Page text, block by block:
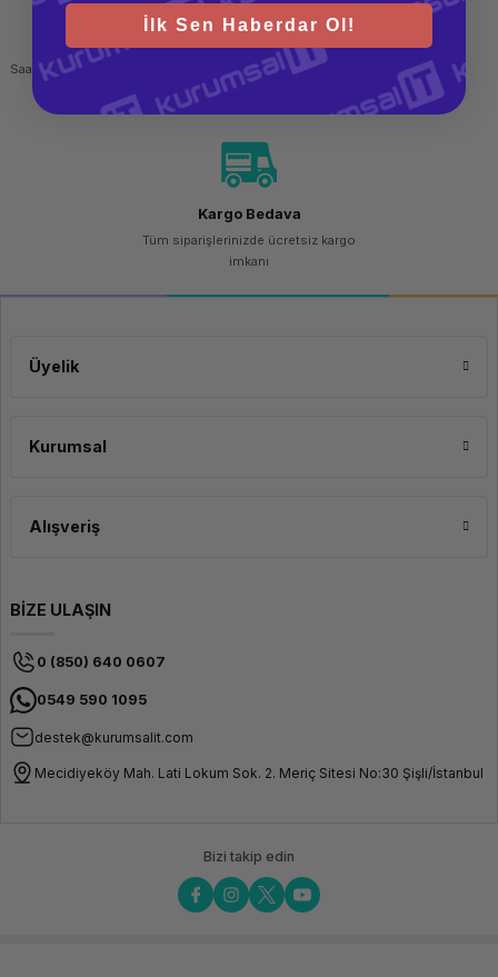
Saat 15.00'a kadar yapılan siparişlerde
aynı gün kargo imkanı
Güvenli Alışveriş
256 bit SSL sertifikası
Kargo Bedava
Tüm siparişlerinizde ücretsiz kargo
imkanı
Üyelik
Kurumsal
Alışveriş
BİZE ULAŞIN
0 (850) 640 0607
0549 590 1095
destek@kurumsalit.com
Mecidiyeköy Mah. Lati Lokum Sok. 2. Meriç Sitesi No:30 Şişli/İstanbul
Bizi takip edin
İlk Sen Haberdar Ol!